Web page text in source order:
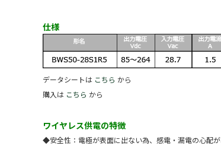
仕様
データシートは こちら から
購入は こちら から
ワイヤレス供電の特徴
◆安全性：電極が表面に出ない為、感電・漏電の心配が